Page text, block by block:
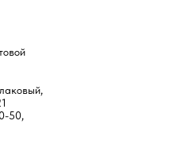
50,